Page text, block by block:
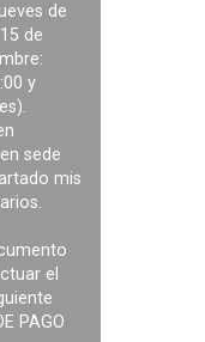
de
de
y
sede
mis
el
PAGO